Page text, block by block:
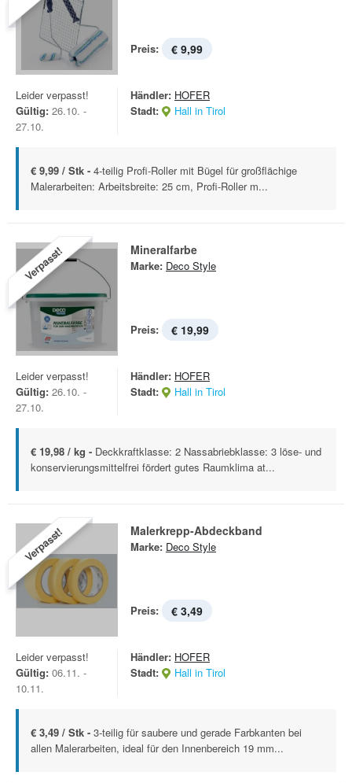
Preis: € 9,99
Leider verpasst!
Gültig: 26.10. -
27.10.
Händler: HOFER
Stadt:
Hall in Tirol
€ 9,99 / Stk - 4-teilig Profi-Roller mit Bügel für großflächige
Malerarbeiten: Arbeitsbreite: 25 cm, Profi-Roller m...
Verpasst! Mineralfarbe
Marke: Deco Style
Preis: € 19,99
Leider verpasst!
Gültig: 26.10. -
27.10.
Händler: HOFER
Stadt:
Hall in Tirol
€ 19,98 / kg - Deckkraftklasse: 2 Nassabriebklasse: 3 löse- und
konservierungsmittelfrei fördert gutes Raumklima at...
Verpasst! Malerkrepp-Abdeckband
Marke: Deco Style
Preis: € 3,49
Leider verpasst!
Gültig: 06.11. -
10.11.
Händler: HOFER
Stadt:
Hall in Tirol
€ 3,49 / Stk - 3-teilig für saubere und gerade Farbkanten bei
allen Malerarbeiten, ideal für den Innenbereich 19 mm...